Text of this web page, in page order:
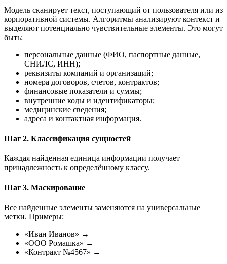
Модель сканирует текст, поступающий от пользователя или из
корпоративной системы. Алгоритмы анализируют контекст и
выделяют потенциально чувствительные элементы. Это могут
быть:
персональные данные (ФИО, паспортные данные,
СНИЛС, ИНН);
реквизиты компаний и организаций;
номера договоров, счетов, контрактов;
финансовые показатели и суммы;
внутренние коды и идентификаторы;
медицинские сведения;
адреса и контактная информация.
Шаг 2. Классификация сущностей
Каждая найденная единица информации получает
принадлежность к определённому классу.
Шаг 3. Маскирование
Все найденные элементы заменяются на универсальные
метки. Примеры:
«Иван Иванов» →
«ООО Ромашка» →
«Контракт №4567» →